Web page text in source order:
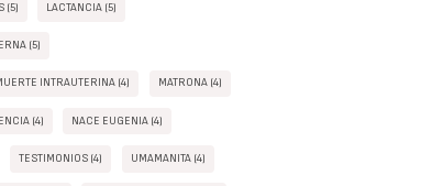
(5) LACTANCIA (5)
(5)
INTRAUTERINA (4) MATRONA (4)
(4) NACE EUGENIA (4)
TESTIMONIOS (4) UMAMANITA (4)